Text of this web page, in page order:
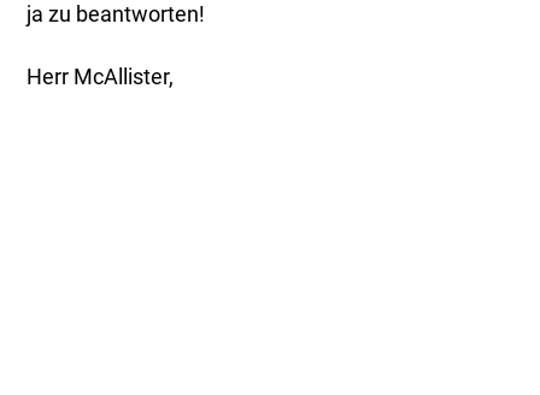
ja zu beantworten!
Herr McAllister,